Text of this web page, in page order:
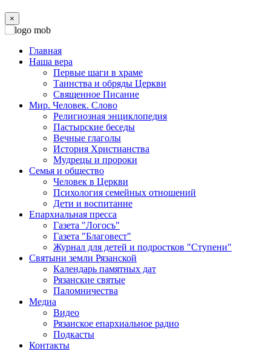
×
Главная
Наша вера
Первые шаги в храме
Таинства и обряды Церкви
Священное Писание
Мир. Человек. Слово
Религиозная энциклопедия
Пастырские беседы
Вечные глаголы
История Христианства
Мудрецы и пророки
Семья и общество
Человек в Церкви
Психология семейных отношений
Дети и воспитание
Епархиальная пресса
Газета "Логосъ"
Газета "Благовест"
Журнал для детей и подростков "Ступени"
Святыни земли Рязанской
Календарь памятных дат
Рязанские святые
Паломничества
Медиа
Видео
Рязанское епархиальное радио
Подкасты
Контакты